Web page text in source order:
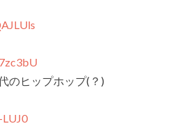
のヒップホップ(？)